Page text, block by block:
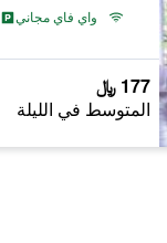
واي فاي مجاني
177 ﷼
المتوسط في الليلة